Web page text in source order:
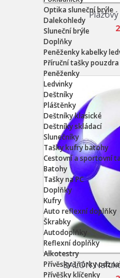
Optika sluneční brýle
Dalekohledy
Sluneční brýle
Doplňky
Peněženky kabelky
Příruční tašky pouzdra
Peněženky
Ledvinky
Deštníky
Pláštěnky
Deštníky klasické
Deštníky skládací
Slunečníky
Tašky kufry batohy
Cestovní a sportovní
Batohy
Tašky na PC
Doplňky
Kufry
Auto reflexní doplňky
Škrabky
Autodoplňky
Reflexní doplňky
Alkotestry
Přívěsky šňůrky
Přívěšky klíčenky
BALON